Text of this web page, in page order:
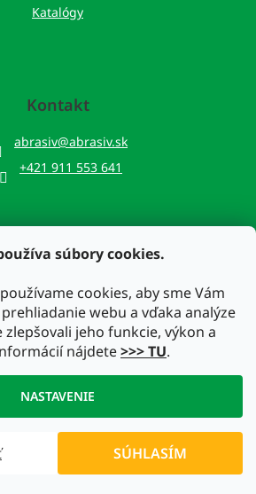
súbory cookies.
cookies, aby sme Vám
webu a vďaka analýze
jeho funkcie, výkon a
nájdete>>> TU.
NASTAVENIE
SÚHLASÍM
Katalógy
Kontakt
abrasiv@abrasiv.sk
+421 911 553 641
online platby
nastavenie cookies